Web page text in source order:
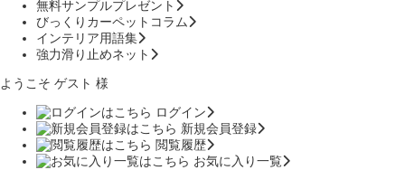
無料サンプルプレゼント
びっくりカーペットコラム
インテリア用語集
強力滑り止めネット
ようこそ ゲスト 様
ログイン
新規会員登録
閲覧履歴
お気に入り一覧